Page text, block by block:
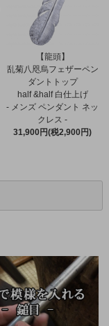
【龍頭】
乱菊八咫烏フェザーペン
ダントトップ
half &half 白仕上げ
- メンズ ペンダント ネッ
クレス -
31,900円(税2,900円)